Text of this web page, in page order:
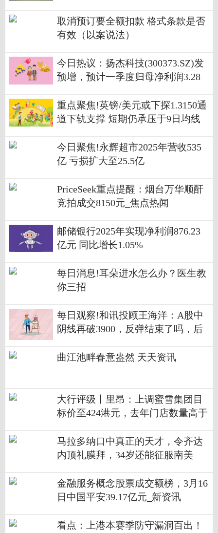
取消预订要全额扣款 格式条款是否
有效（以案说法）
今日热议：扬杰科技(300373.SZ)发
预增，预计一季度归母净利润3.28
重点聚焦!英镑/美元或下探1.3150通
道下轨支撑 短期仍承压于9日均线
今日聚焦!永辉超市2025年营收535
亿 亏损扩大至25.5亿
PriceSeek重点提醒：烟台万华顺酐
竞拍成交8150元_焦点热闻
邮储银行2025年实现净利润876.23
亿元 同比增长1.05%
每日消息!耳朵进水怎么办？医生教
你三招
每日观察!和讯投顾王海洋：A股中
阴线再破3900，反弹结束了吗，后
曲江池畔春意盎然 天天资讯
大行评级丨里昂：上调蜜雪集团目
标价至424港元，去年门店数量高于
马拉多纳口中真正的天才，令齐达
内顶礼膜拜，34岁还能征服南美
金融服务概念股票成交额榜，3月16
日中国平安39.17亿元_新资讯
看点：上港本赛季防守漏洞百出！